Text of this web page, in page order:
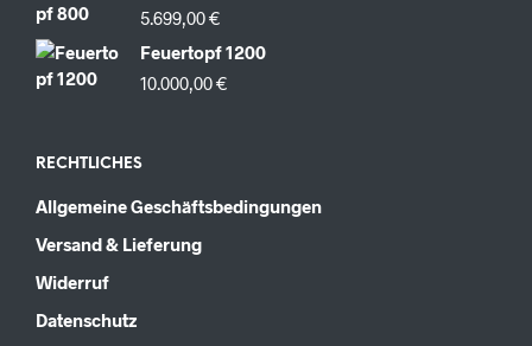
5.699,00€
Feuertopf 1200
10.000,00€
RECHTLICHES
Allgemeine Geschäftsbedingungen
Versand & Lieferung
Widerruf
Datenschutz